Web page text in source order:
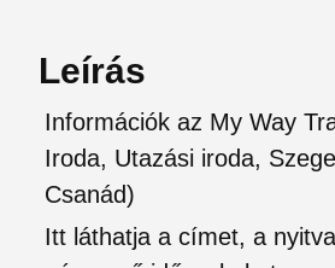
Leírás
Információk az My Way
Iroda, Utazási iroda,
Csanád)
Itt láthatja a címet, a